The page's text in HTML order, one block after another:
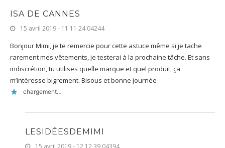
ISA DE CANNES
15 avril 2019 - 11 11 24 04244
Bonjour Mimi, je te remercie pour cette astuce même si je tache
rarement mes vêtements, je testerai à la prochaine tâche. Et sans
indiscrétion, tu utilises quelle marque et quel produit, ça
m’intéresse bigrement. Bisous et bonne journée
chargement…
LESIDÉESDEMIMI
15 avril 2019 - 12 12 39 04394